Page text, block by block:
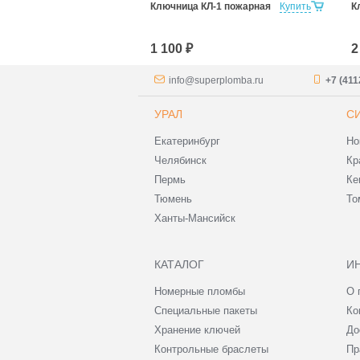
Купить
Ключница КЛ-1 пожарная
1 100 ₽
info@superplomba.ru +7
УРАЛ
Екатеринбург
Челябинск
Пермь
Тюмень
Ханты-Мансийск
КАТАЛОГ
Номерные пломбы
Специальные пакеты
Хранение ключей
Контрольные браслеты
О